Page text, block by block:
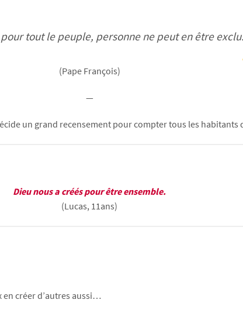
pour tout le peuple, personne ne peut en être exclu.
(Pape François)
—
un grand recensement pour compter tous les habitants
Dieu nous a créés pour être ensemble.
(Lucas, 11ans)
créer d’autres aussi…